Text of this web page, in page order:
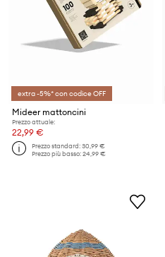
extra -5%* con codice OFF
Mideer mattoncini
Prezzo attuale:
22,99 €
Prezzo standard:30,99 €
Prezzo più basso:24,99 €